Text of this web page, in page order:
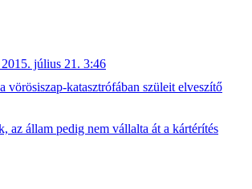
2015. július 21. 3:46
vörösiszap-katasztrófában szüleit elveszítő
az állam pedig nem vállalta át a kártérítés